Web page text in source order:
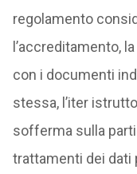
regolamento
l’accreditamento,
con i documenti
stessa, l’iter
sofferma sulla
trattamenti dei dati